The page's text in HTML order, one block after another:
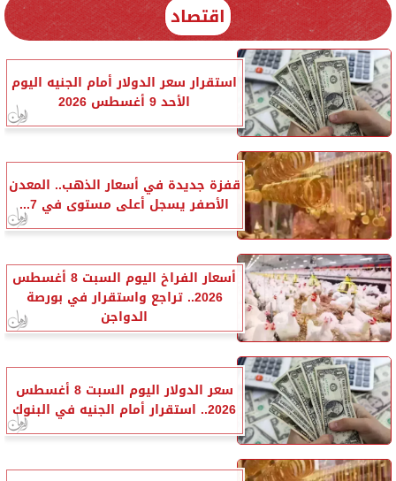
اقتصاد
استقرار سعر الدولار أمام الجنيه اليوم
الأحد 9 أغسطس 2026
قفزة جديدة في أسعار الذهب.. المعدن
الأصفر يسجل أعلى مستوى في 7...
أسعار الفراخ اليوم السبت 8 أغسطس
2026.. تراجع واستقرار في بورصة
الدواجن
سعر الدولار اليوم السبت 8 أغسطس
2026.. استقرار أمام الجنيه في البنوك